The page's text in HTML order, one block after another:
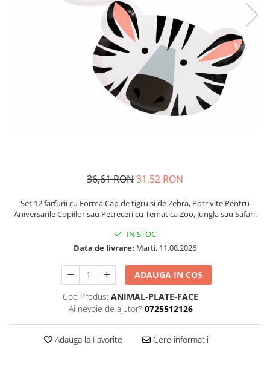
Petrecere Buburuza Miraculoasa
Petrecere Ferma Animalelor
Petrecere Mica Sirena
Petrecere Pisicute
Petrecere Anii '20
Petrecere Mexicana
Petrecere Tropicala
36,61 RON31,52 RON
Set 12 farfurii cu Forma Cap de tigru si de Zebra, Potrivite Pentru
Aniversarile Copiilor sau Petreceri cu Tematica Zoo, Jungla sau Safari.
IN STOC
Data de livrare: Marti, 11.08.2026
ADAUGA IN COS
Cod Produs: ANIMAL-PLATE-FACE
Ai nevoie de ajutor? 0725512126
Adauga la Favorite Cere informatii